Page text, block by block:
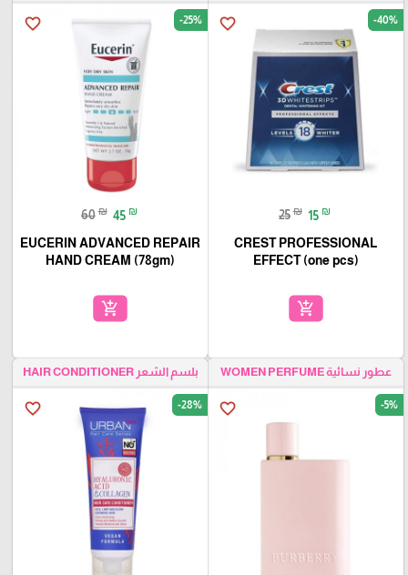
favorite_border -40%
25 ₪ 15 ₪
CREST PROFESSIONAL
EFFECT (one pcs)
add_shopping_cart
favorite_border -25%
60 ₪ 45 ₪
EUCERIN ADVANCED REPAIR
HAND CREAM (78gm)
add_shopping_cart
عطور نسائية WOMEN PERFUME
favorite_border -5%
بلسم الشعر HAIR CONDITIONER
favorite_border -28%